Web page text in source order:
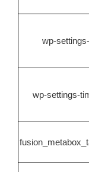
wp-settings-
wp-settings-